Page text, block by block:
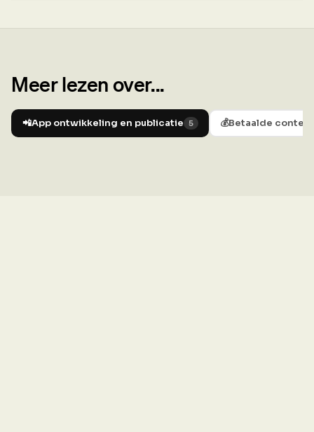
Meer lezen over...
📲App ontwikkeling en publicatie 5 💰Betaalde